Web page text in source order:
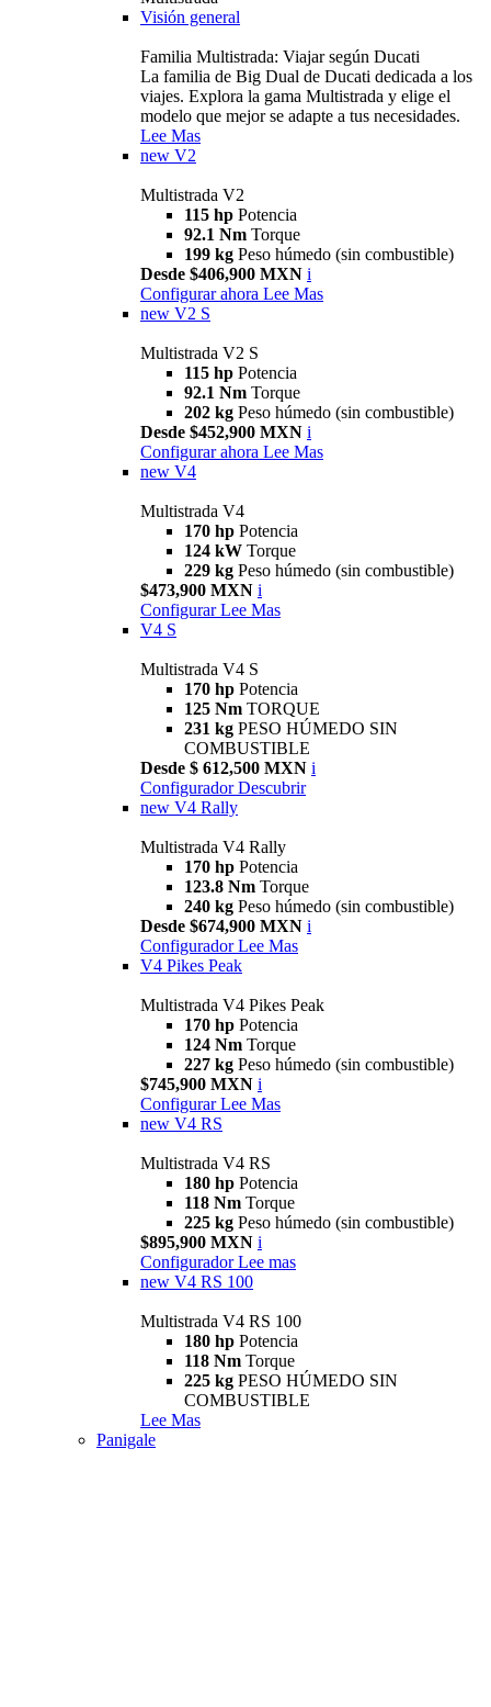
Visión general
Familia Multistrada: Viajar según Ducati
La familia de Big Dual de Ducati dedicada a los
viajes. Explora la gama Multistrada y elige el
modelo que mejor se adapte a tus necesidades.
Lee Mas
new V2
Multistrada V2
115 hp Potencia
92.1 Nm Torque
199 kg Peso húmedo (sin combustible)
Desde $406,900 MXN i
Configurar ahora Lee Mas
new V2 S
Multistrada V2 S
115 hp Potencia
92.1 Nm Torque
202 kg Peso húmedo (sin combustible)
Desde $452,900 MXN i
Configurar ahora Lee Mas
new V4
Multistrada V4
170 hp Potencia
124 kW Torque
229 kg Peso húmedo (sin combustible)
$473,900 MXN i
Configurar Lee Mas
V4 S
Multistrada V4 S
170 hp Potencia
125 Nm TORQUE
231 kg PESO HÚMEDO SIN
COMBUSTIBLE
Desde $ 612,500 MXN i
Configurador Descubrir
new V4 Rally
Multistrada V4 Rally
170 hp Potencia
123.8 Nm Torque
240 kg Peso húmedo (sin combustible)
Desde $674,900 MXN i
Configurador Lee Mas
V4 Pikes Peak
Multistrada V4 Pikes Peak
170 hp Potencia
124 Nm Torque
227 kg Peso húmedo (sin combustible)
$745,900 MXN i
Configurar Lee Mas
new V4 RS
Multistrada V4 RS
180 hp Potencia
118 Nm Torque
225 kg Peso húmedo (sin combustible)
$895,900 MXN i
Configurador Lee mas
new V4 RS 100
Multistrada V4 RS 100
180 hp Potencia
118 Nm Torque
225 kg PESO HÚMEDO SIN
COMBUSTIBLE
Lee Mas
Panigale